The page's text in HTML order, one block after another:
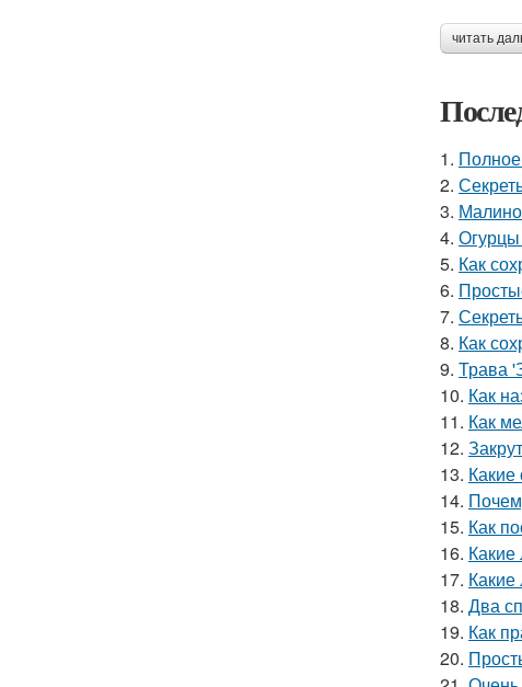
читать
1.
2.
3.
4.
5. Как
6.
7.
8. Как
9. Трава
10. Как
11. Как
12.
13. Какие
14.
15. Как
16.
17.
18. Два
19. Как
20.